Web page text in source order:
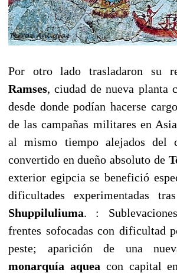
Por otro lado trasladaron su
Ramses, ciudad de nueva planta
desde donde podían hacerse
de las campañas militares en
al mismo tiempo alejados del
convertido en dueño absoluto de
exterior egipcia se benefició
dificultades experimentadas
Shuppiluliuma. :
frentes sofocadas con dificultad
peste; aparición de una
monarquía aquea con capital